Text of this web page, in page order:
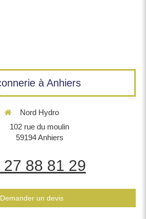
à Anhiers
Nord Hydro
102 rue du moulin
59194 Anhiers
27 88 81 29
Demander un devis